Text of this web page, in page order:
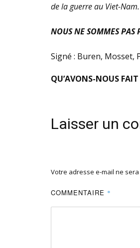
de la guerre au Viet-Nam.
NOUS NE SOMMES PAS
Signé : Buren, Mosset,
QU’AVONS-NOUS
Laisser un
Votre adresse e-mail ne
COMMENTAIRE *